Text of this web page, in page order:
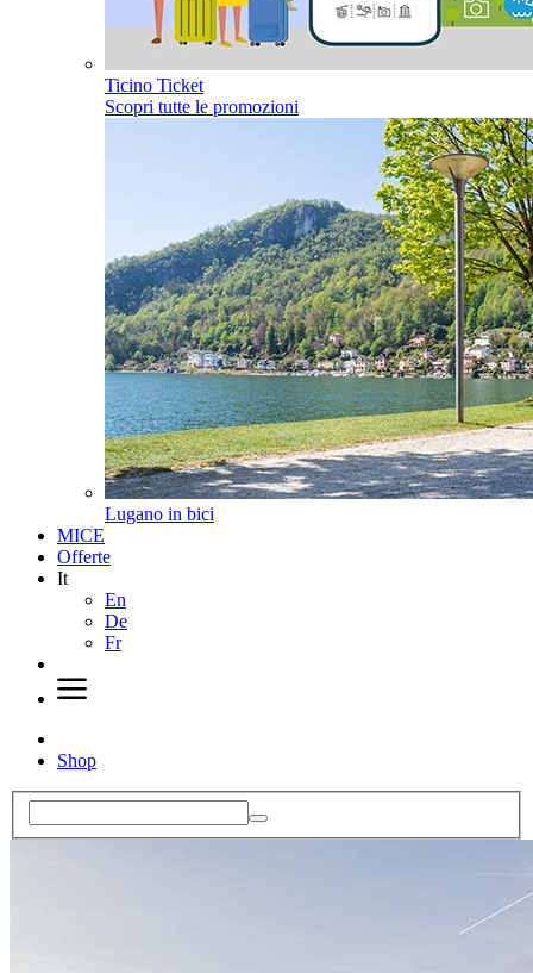
Ticino Ticket
Scopri tutte le promozioni
Lugano in bici
MICE
Offerte
It
En
De
Fr
Shop